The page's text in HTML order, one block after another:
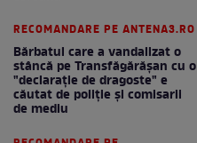
RECOMANDARE PE ANTENA3.RO
Bărbatul care a vandalizat o
stâncă pe Transfăgărășan cu o
"declaraţie de dragoste" e
căutat de poliție și comisarii
de mediu